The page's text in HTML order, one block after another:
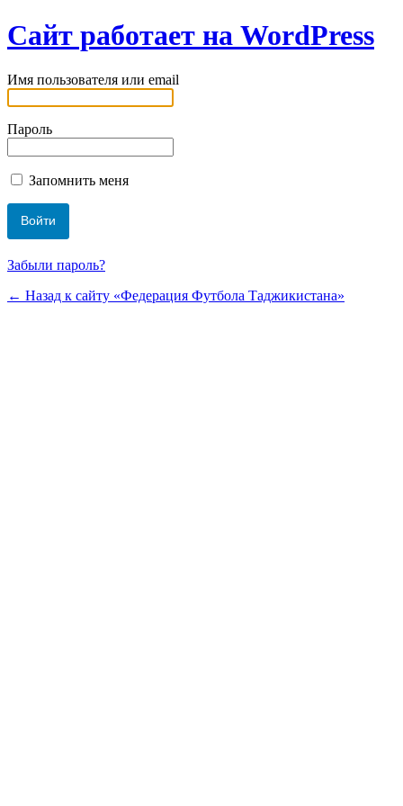
Сайт работает на WordPress
Имя пользователя или email
Пароль
Запомнить меня
Забыли пароль?
← Назад к сайту «Федерация Футбола Таджикистана»